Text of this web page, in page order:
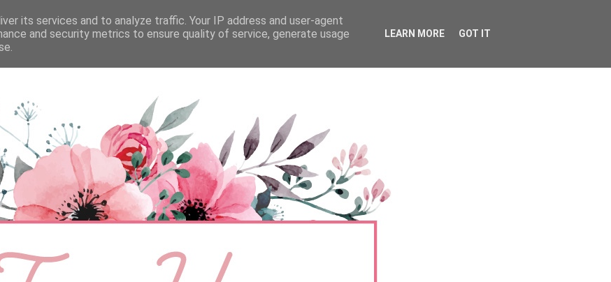
BABA SZEMÉLYES VIDEÓ
its services and to analyze traffic. Your IP address and user-agent
and security metrics to ensure quality of service, generate usage
LEARN MORE GOT IT